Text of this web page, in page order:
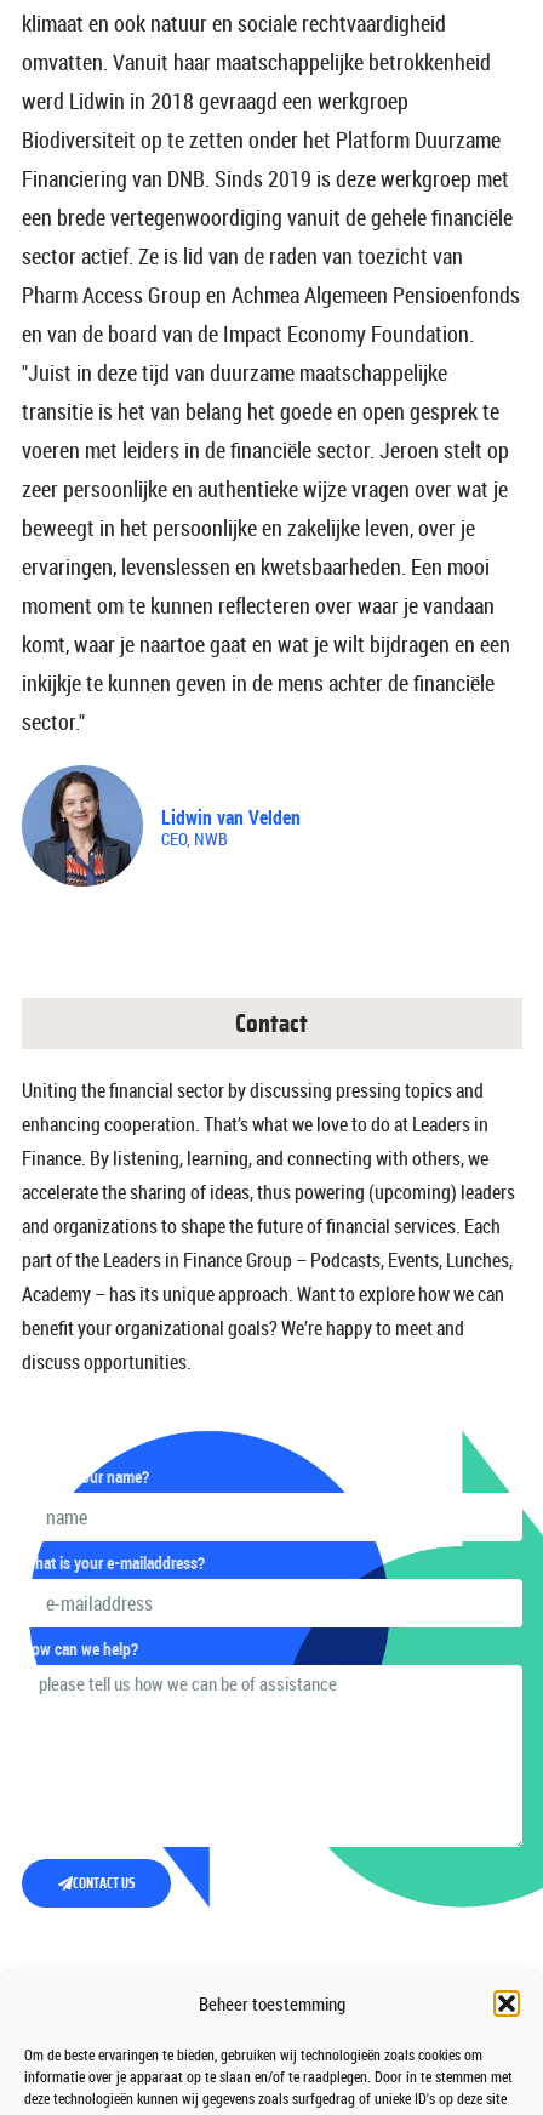
Beheer toestemming
Om de beste ervaringen te bieden, gebruiken wij technologieën zoals cookies om
informatie over je apparaat op te slaan en/of te raadplegen. Door in te stemmen met
deze technologieën kunnen wij gegevens zoals surfgedrag of unieke ID's op deze site
klimaat en ook natuur en sociale rechtvaardigheid
omvatten. Vanuit haar maatschappelijke betrokkenheid
werd Lidwin in 2018 gevraagd een werkgroep
Biodiversiteit op te zetten onder het Platform Duurzame
Financiering van DNB. Sinds 2019 is deze werkgroep met
een brede vertegenwoordiging vanuit de gehele financiële
sector actief. Ze is lid van de raden van toezicht van
Pharm Access Group en Achmea Algemeen Pensioenfonds
en van de board van de Impact Economy Foundation.
"Juist in deze tijd van duurzame maatschappelijke
transitie is het van belang het goede en open gesprek te
voeren met leiders in de financiële sector. Jeroen stelt op
zeer persoonlijke en authentieke wijze vragen over wat je
beweegt in het persoonlijke en zakelijke leven, over je
ervaringen, levenslessen en kwetsbaarheden. Een mooi
moment om te kunnen reflecteren over waar je vandaan
komt, waar je naartoe gaat en wat je wilt bijdragen en een
inkijkje te kunnen geven in de mens achter de financiële
sector."
Lidwin van Velden
CEO, NWB
Contact
Uniting the financial sector by discussing pressing topics and
enhancing cooperation. That’s what we love to do at Leaders in
Finance. By listening, learning, and connecting with others, we
accelerate the sharing of ideas, thus powering (upcoming) leaders
and organizations to shape the future of financial services. Each
part of the Leaders in Finance Group – Podcasts, Events, Lunches,
Academy – has its unique approach. Want to explore how we can
benefit your organizational goals? We’re happy to meet and
discuss opportunities.
What is your name?
What is your e-mailaddress?
How can we help?
CONTACT US